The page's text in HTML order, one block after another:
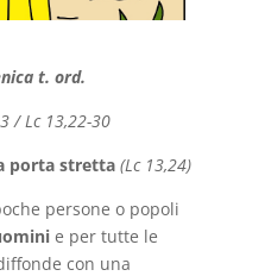
t. ord.
/ Lc 13,22-30
porta stretta (Lc 13,24)
persone o popoli
e per tutte le
con una